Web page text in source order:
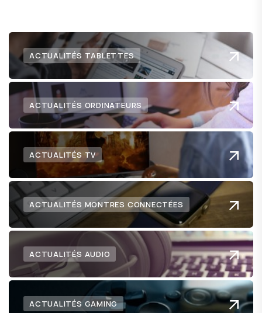
ACTUALITÉS TABLETTES
ACTUALITÉS ORDINATEURS
ACTUALITÉS TV
ACTUALITÉS MONTRES CONNECTÉES
ACTUALITÉS AUDIO
ACTUALITÉS GAMING